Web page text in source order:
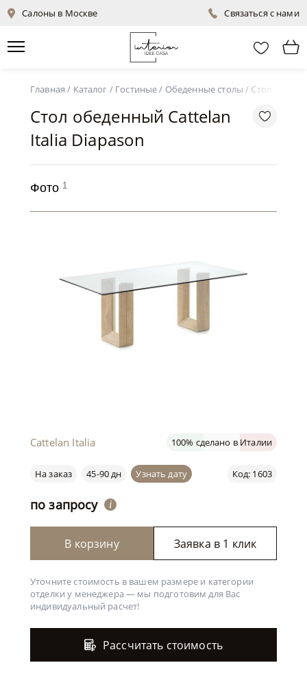
Салоны в Москве Связаться с нами
Главная / Каталог / Гостиные/ Обеденные столы / Стол
Стол обеденный Cattelan
Italia Diapason
Фото 1
Cattelan Italia 100% сделано в Италии
Код: 1603
На заказ 45-90 дн Узнать дату
по запросу i
В корзину Заявка в 1 клик
Уточните стоимость в вашем размере и категории
отделки у менеджера — мы подготовим для Вас
индивидуальный расчет!
Рассчитать стоимость